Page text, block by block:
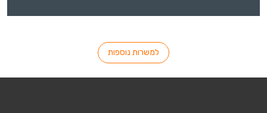
למשרות נוספות